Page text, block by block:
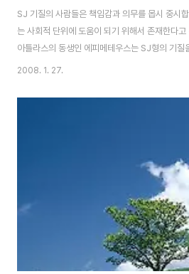
SJ 기질의 사람들은 책임감과 의무를 몹시 중시
는 사회적 단위에 도움이 되기 위해서 존재한다
아틀라스의 동생인 에피메테우스는 SJ형의 기질
알려진 에피메테우스의 형 프로메테우스에 관한
주는 어떠한 선물도 받아들이지 말라고 충고했다
혼하기를 거부합니다. 그래서 제우스가 판도라를
자 에피메테우스는 형을 본받아 마찬가지로 거절
화가 머리끝까지 치솟아 노발대발하게 됩니다. ..
2008. 1. 27.